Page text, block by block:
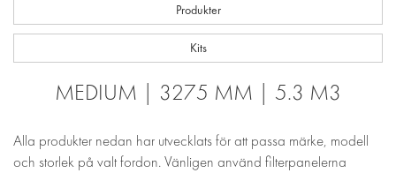
Produkter
Kits
MEDIUM | 3275 MM | 5.3 M3
Alla produkter nedan har utvecklats för att passa märke, modell
och storlek på valt fordon. Vänligen använd filterpanelerna